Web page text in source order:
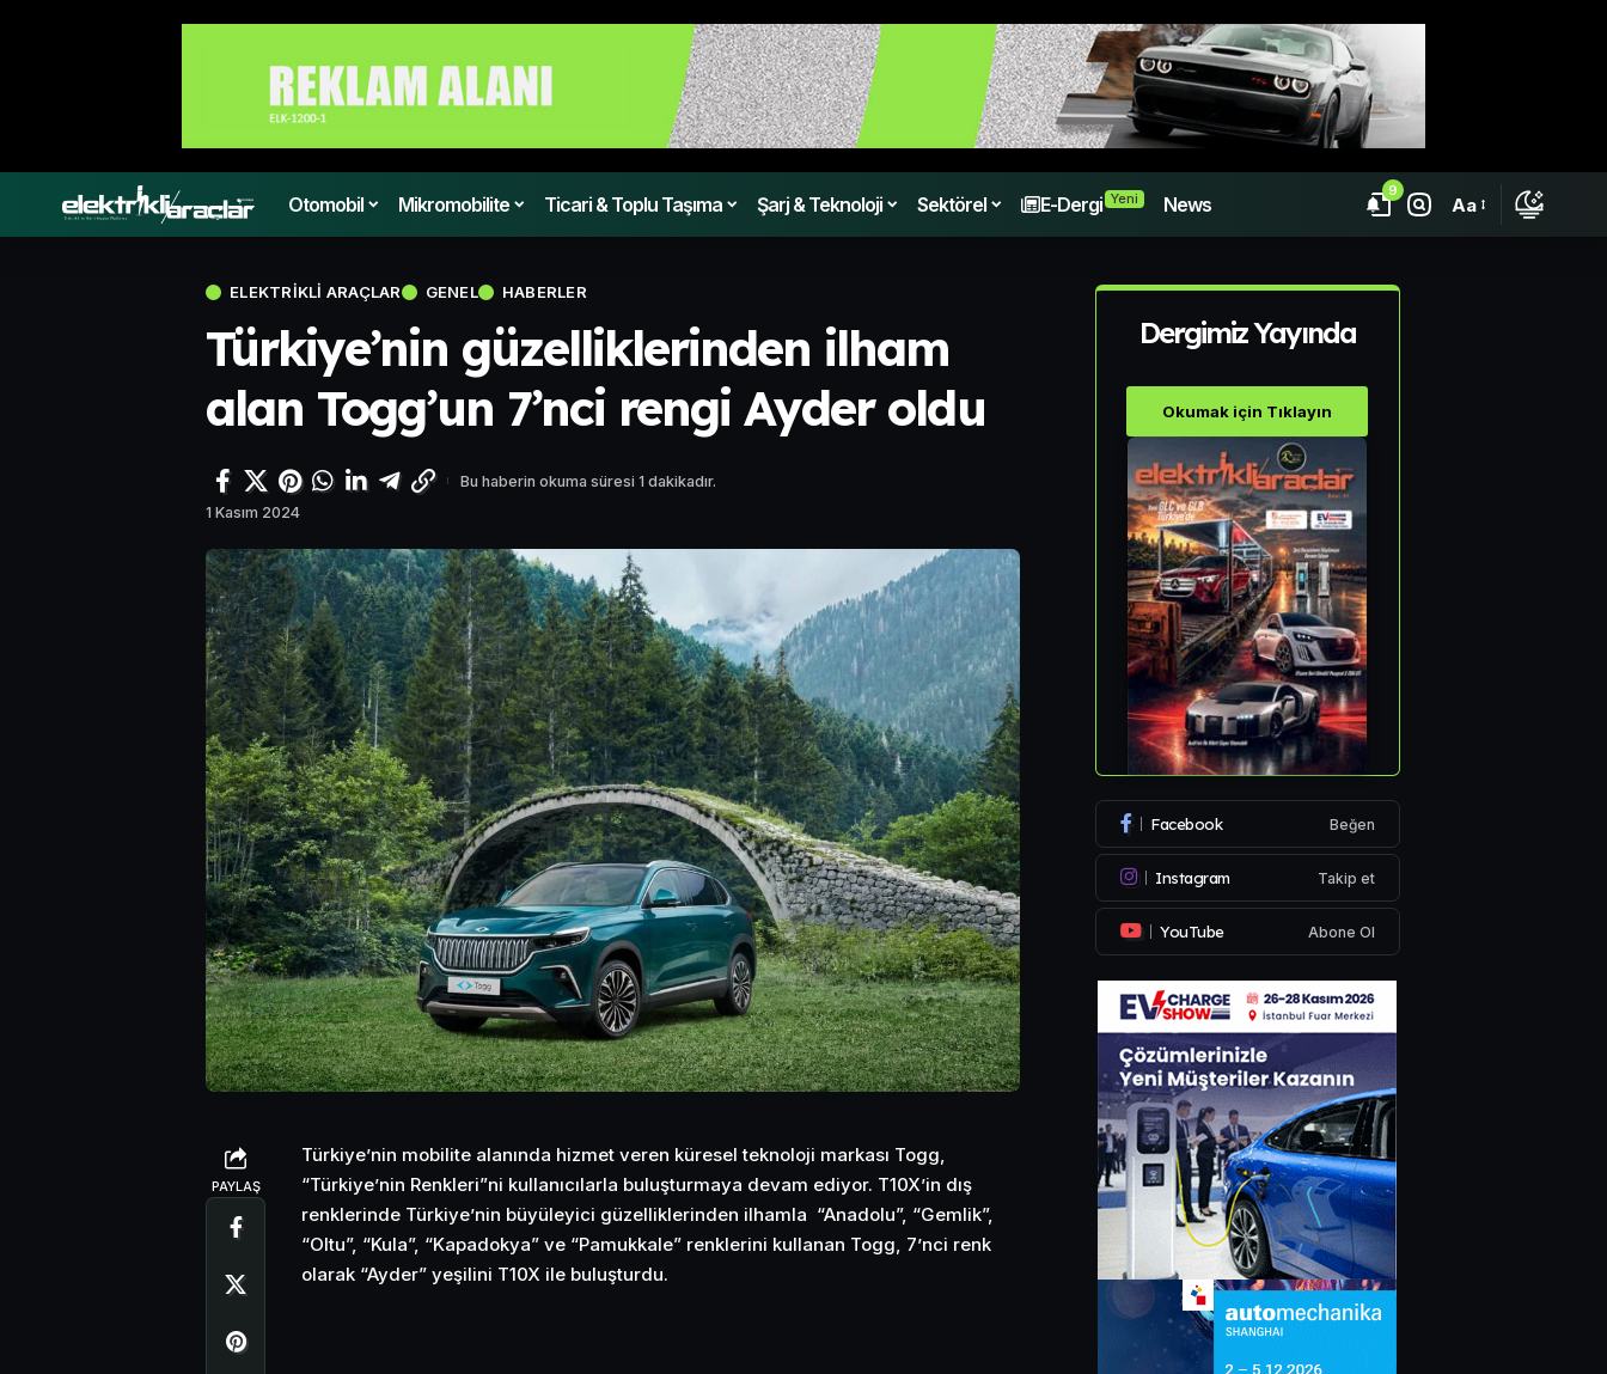
Otomobil Mikromobilite Ticari & Toplu Taşıma Şarj & Teknoloji Sektörel E-Dergi Yeni News
9
Aa
ELEKTRIKLI ARAÇLAR GENEL HABERLER
Türkiye’nin güzelliklerinden ilham
alan Togg’un 7’nci rengi Ayder oldu
1 Kasım 2024
Bu haberin okuma süresi 1 dakikadır.
PAYLAŞ
Türkiye’nin mobilite alanında hizmet veren küresel teknoloji markası Togg,
“Türkiye’nin Renkleri”ni kullanıcılarla buluşturmaya devam ediyor. T10X’in dış
renklerinde Türkiye’nin büyüleyici güzelliklerinden ilhamla “Anadolu”, “Gemlik”,
“Oltu”, “Kula”, “Kapadokya” ve “Pamukkale” renklerini kullanan Togg, 7’nci renk
olarak “Ayder” yeşilini T10X ile buluşturdu.
Dergimiz Yayında
Okumak için Tıklayın
Facebook Beğen
Instagram Takip et
YouTube Abone Ol